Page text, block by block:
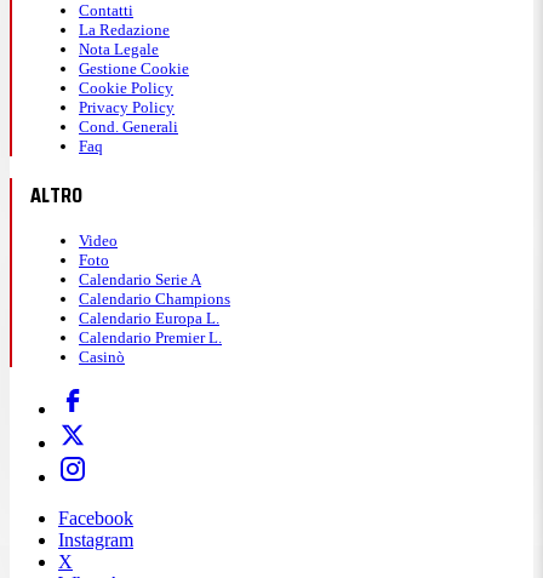
Contatti
La Redazione
Nota Legale
Gestione Cookie
Cookie Policy
Privacy Policy
Cond. Generali
Faq
ALTRO
Video
Foto
Calendario Serie A
Calendario Champions
Calendario Europa L.
Calendario Premier L.
Casinò
Facebook
Instagram
X